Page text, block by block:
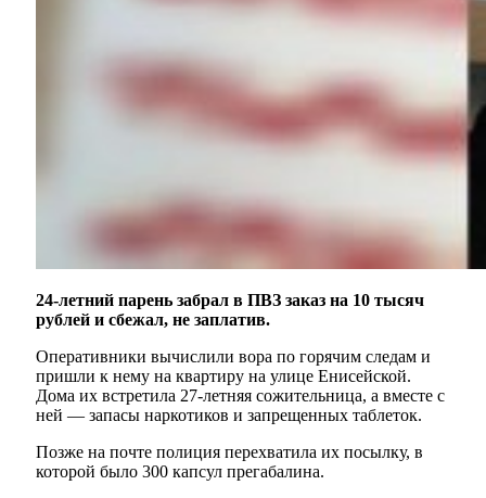
24-летний парень забрал в ПВЗ заказ на 10 тысяч
рублей и сбежал, не заплатив.
Оперативники вычислили вора по горячим следам и
пришли к нему на квартиру на улице Енисейской.
Дома их встретила 27-летняя сожительница, а вместе с
ней — запасы наркотиков и запрещенных таблеток.
Позже на почте полиция перехватила их посылку, в
которой было 300 капсул прегабалина.